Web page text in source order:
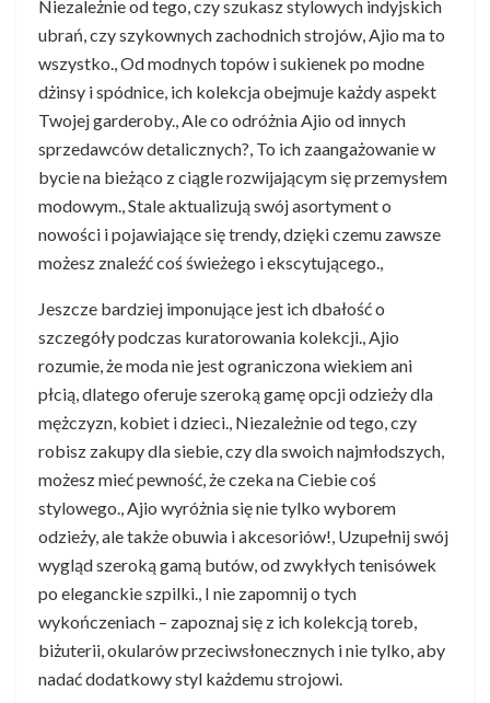
Niezależnie od tego, czy szukasz stylowych indyjskich
ubrań, czy szykownych zachodnich strojów, Ajio ma to
wszystko., Od modnych topów i sukienek po modne
dżinsy i spódnice, ich kolekcja obejmuje każdy aspekt
Twojej garderoby., Ale co odróżnia Ajio od innych
sprzedawców detalicznych?, To ich zaangażowanie w
bycie na bieżąco z ciągle rozwijającym się przemysłem
modowym., Stale aktualizują swój asortyment o
nowości i pojawiające się trendy, dzięki czemu zawsze
możesz znaleźć coś świeżego i ekscytującego.,
Jeszcze bardziej imponujące jest ich dbałość o
szczegóły podczas kuratorowania kolekcji., Ajio
rozumie, że moda nie jest ograniczona wiekiem ani
płcią, dlatego oferuje szeroką gamę opcji odzieży dla
mężczyzn, kobiet i dzieci., Niezależnie od tego, czy
robisz zakupy dla siebie, czy dla swoich najmłodszych,
możesz mieć pewność, że czeka na Ciebie coś
stylowego., Ajio wyróżnia się nie tylko wyborem
odzieży, ale także obuwia i akcesoriów!, Uzupełnij swój
wygląd szeroką gamą butów, od zwykłych tenisówek
po eleganckie szpilki., I nie zapomnij o tych
wykończeniach – zapoznaj się z ich kolekcją toreb,
biżuterii, okularów przeciwsłonecznych i nie tylko, aby
nadać dodatkowy styl każdemu strojowi.